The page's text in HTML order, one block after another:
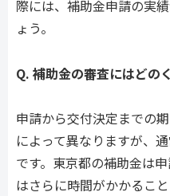
際には、補助金申請の実
ょう。
Q. 補助金の審査にはどの
申請から交付決定までの
によって異なりますが、
です。東京都の補助金は
はさらに時間がかかるこ